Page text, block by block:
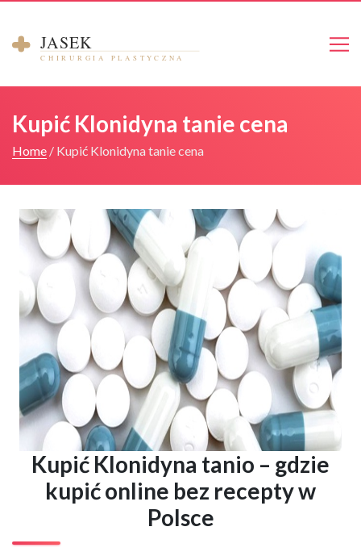
O mnie
Cennik
Kontakt
Umów się na konsultacje
Kupić Klonidyna tanie cena
Home / Kupić Klonidyna tanie cena
Kupić Klonidyna tanio – gdzie
kupić online bez recepty w
Polsce